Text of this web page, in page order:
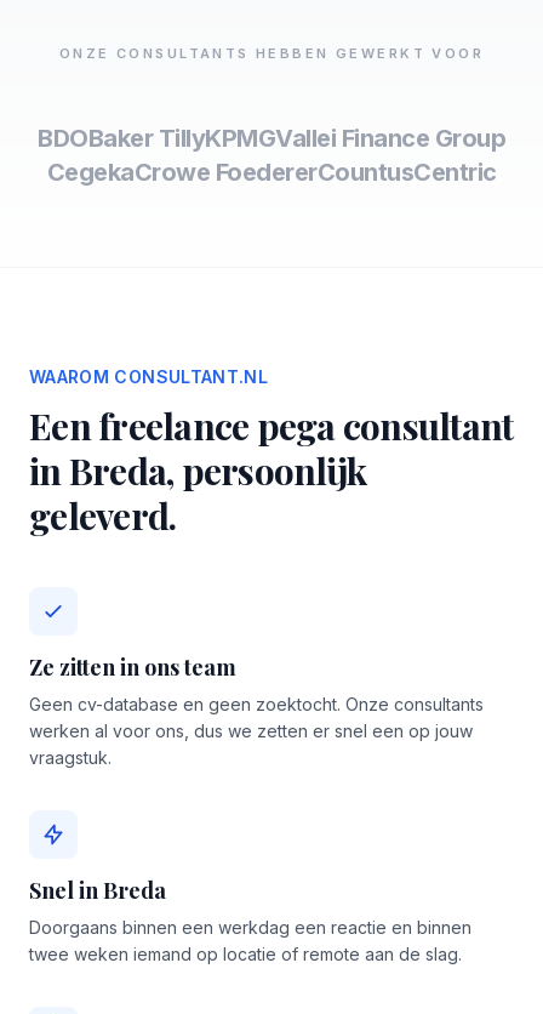
ONZE CONSULTANTS HEBBEN GEWERKT VOOR
BDOBaker TillyKPMGVallei Finance Group
CegekaCrowe FoedererCountusCentric
WAAROM CONSULTANT.NL
Een freelance pega consultant
in Breda, persoonlijk
geleverd.
Ze zitten in ons team
Geen cv-database en geen zoektocht. Onze consultants
werken al voor ons, dus we zetten er snel een op jouw
vraagstuk.
Snel in Breda
Doorgaans binnen een werkdag een reactie en binnen
twee weken iemand op locatie of remote aan de slag.